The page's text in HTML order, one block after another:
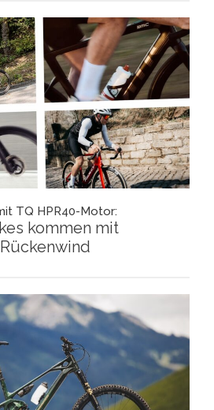
TQ HPR40-Motor:
kommen mit